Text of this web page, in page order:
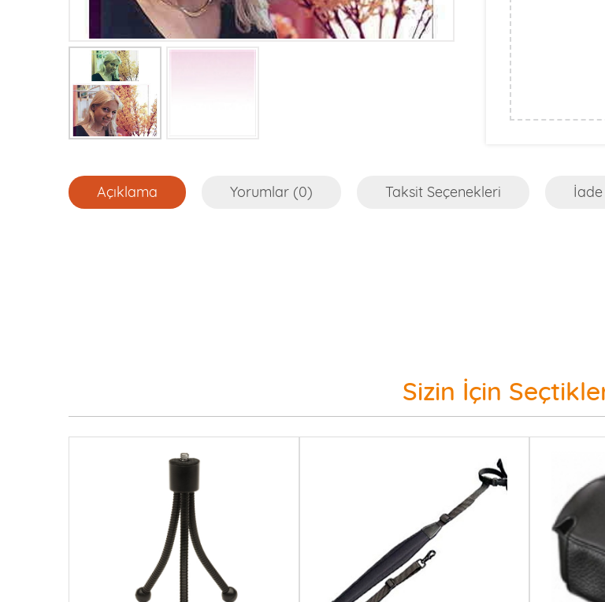
Açıklama Yorumlar (0) Taksit Seçenekleri İade
Sizin İçin